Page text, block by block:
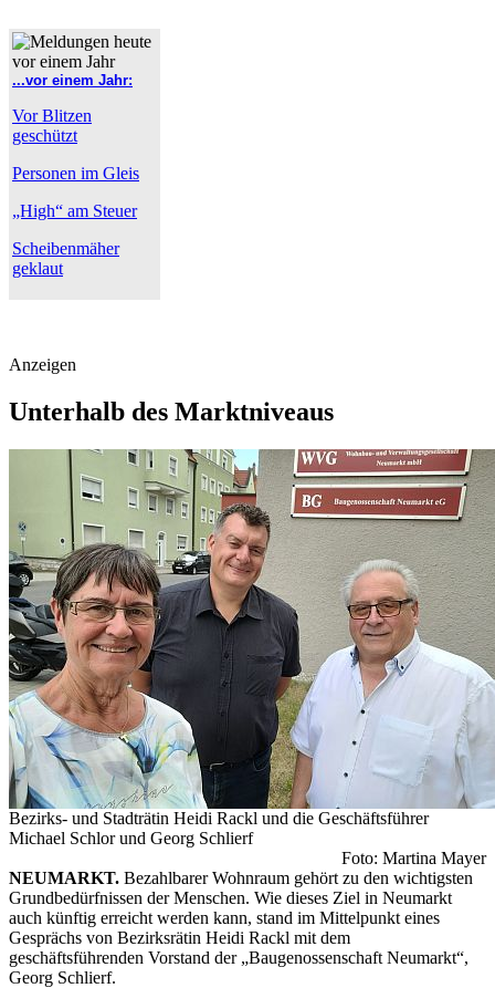
...vor einem Jahr:
Vor Blitzen
geschützt
Personen im Gleis
„High“ am Steuer
Scheibenmäher
geklaut
Anzeigen
Unterhalb des Marktniveaus
Bezirks- und Stadträtin Heidi Rackl und die Geschäftsführer
Michael Schlor und Georg Schlierf
Foto: Martina Mayer
NEUMARKT. Bezahlbarer Wohnraum gehört zu den wichtigsten
Grundbedürfnissen der Menschen. Wie dieses Ziel in Neumarkt
auch künftig erreicht werden kann, stand im Mittelpunkt eines
Gesprächs von Bezirksrätin Heidi Rackl mit dem
geschäftsführenden Vorstand der „Baugenossenschaft Neumarkt“,
Georg Schlierf.